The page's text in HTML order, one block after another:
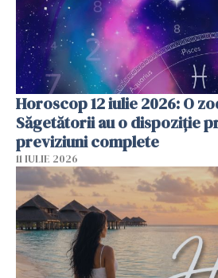
Horoscop 12 iulie 2026: O
Săgetătorii au o dispoziție
previziuni complete
11 IULIE 2026